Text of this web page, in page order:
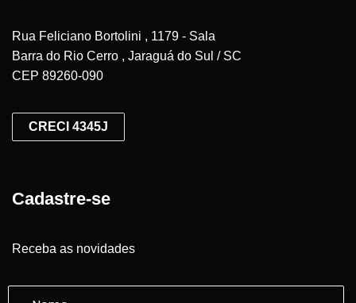
Rua Feliciano Bortolini , 1179 - Sala
Barra do Rio Cerro , Jaraguá do Sul / SC
CEP 89260-090
CRECI 4345J
Cadastre-se
Receba as novidades